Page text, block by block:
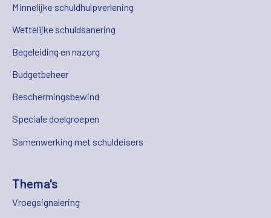
Minnelijke schuldhulpverlening
Wettelijke schuldsanering
Begeleiding en nazorg
Budgetbeheer
Beschermingsbewind
Speciale doelgroepen
Samenwerking met schuldeisers
Thema's
Vroegsignalering